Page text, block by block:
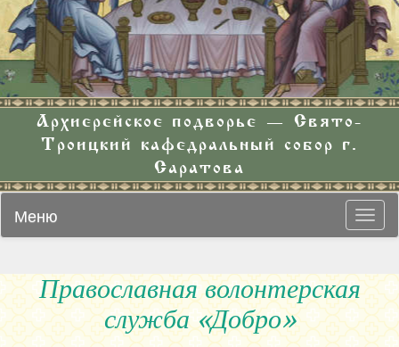
Архиерейское подворье — Свято-
Троицкий кафедральный собор г.
Саратова
Меню
Православная волонтерская
служба «Добро»